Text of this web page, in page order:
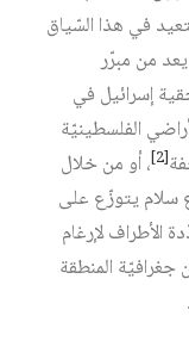
في هذا السّياق
يعد من مبرّر
إسرائيل في
الفلسطينيّة
[2] ، أو من خلال
سلام يتوزّع على
الأطراف لإرغام
جغرافيّة المنطقة
.